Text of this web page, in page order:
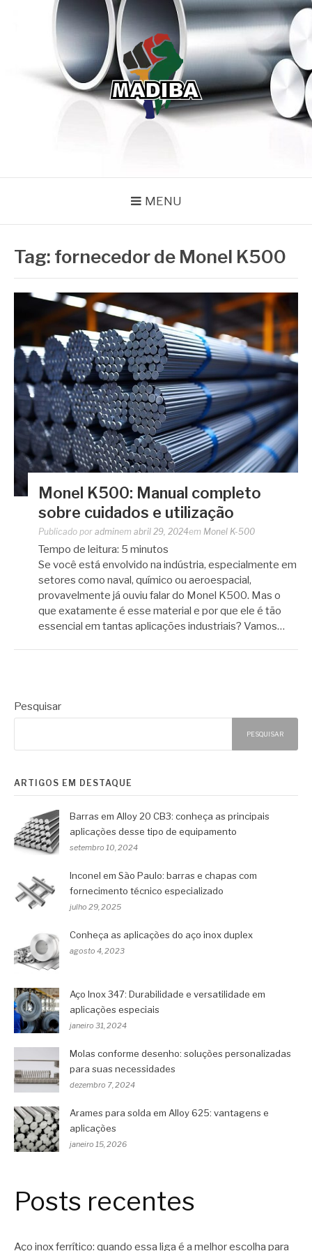
MENU
Tag: fornecedor de Monel K500
Monel K500: Manual completo
sobre cuidados e utilização
Publicado por adminem abril 29, 2024em Monel K-500
Tempo de leitura: 5 minutos
Se você está envolvido na indústria, especialmente em
setores como naval, químico ou aeroespacial,
provavelmente já ouviu falar do Monel K500. Mas o
que exatamente é esse material e por que ele é tão
essencial em tantas aplicações industriais? Vamos…
Pesquisar
PESQUISAR
ARTIGOS EM DESTAQUE
Barras em Alloy 20 CB3: conheça as principais
aplicações desse tipo de equipamento
setembro 10, 2024
Inconel em São Paulo: barras e chapas com
fornecimento técnico especializado
julho 29, 2025
Conheça as aplicações do aço inox duplex
agosto 4, 2023
Aço Inox 347: Durabilidade e versatilidade em
aplicações especiais
janeiro 31, 2024
Molas conforme desenho: soluções personalizadas
para suas necessidades
dezembro 7, 2024
Arames para solda em Alloy 625: vantagens e
aplicações
janeiro 15, 2026
Posts recentes
Aço inox ferrítico: quando essa liga é a melhor escolha para